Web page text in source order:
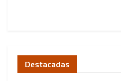
Destacadas